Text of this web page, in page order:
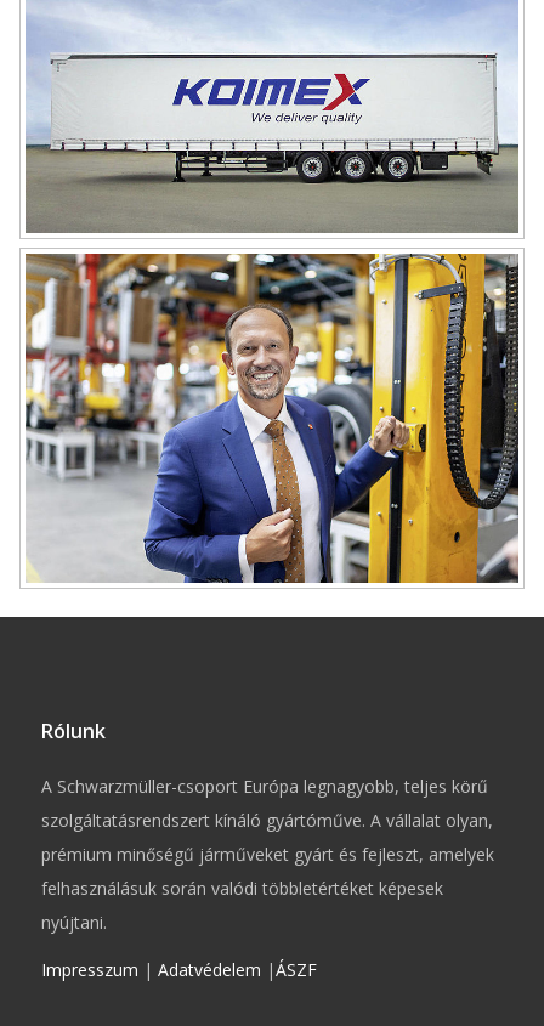
Rólunk
A Schwarzmüller-csoport Európa legnagyobb, teljes körű
szolgáltatásrendszert kínáló gyártóműve. A vállalat olyan,
prémium minőségű járműveket gyárt és fejleszt, amelyek
felhasználásuk során valódi többletértéket képesek
nyújtani.
Impresszum | Adatvédelem |ÁSZF